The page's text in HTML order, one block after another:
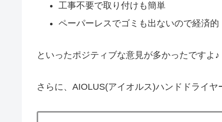
工事不要で取り付けも簡単
ペーパーレスでゴミも出ないので経済的
といったポジティブな意見が多かったですよ♪
さらに、AIOLUS(アイオルス)ハンドドライ